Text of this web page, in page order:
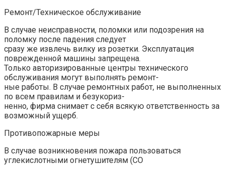
Ремонт/Техническое обслуживание
В случае неисправности, поломки или подозрения на
поломку после падения следует
сразу же извлечь вилку из розетки. Эксплуатация
поврежденной машины запрещена.
Только авторизированные центры технического
обслуживания могут выполнять ремонт-
ные работы. В случае ремонтных работ, не выполненных
по всем правилам и безукориз-
ненно, фирма снимает с себя всякую ответственность за
возможный ущерб.
Противопожарные меры
В случае возникновения пожара пользоваться
углекислотными огнетушителям (CO